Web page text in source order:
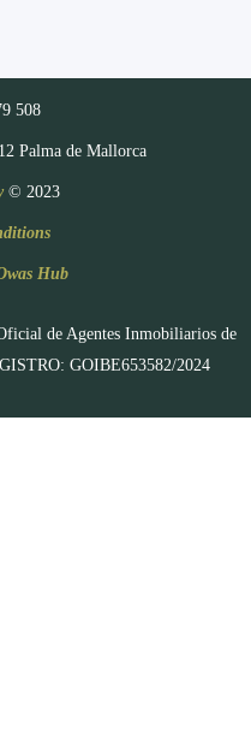
508
Palma de Mallorca
© 2023
Hub
de Agentes Inmobiliarios de
GOIBE653582/2024